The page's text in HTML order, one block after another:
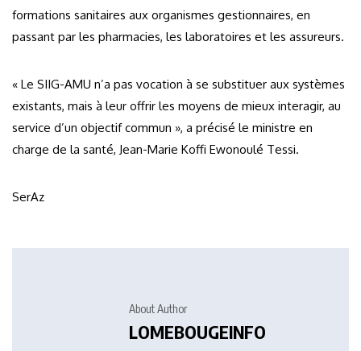
formations sanitaires aux organismes gestionnaires, en
passant par les pharmacies, les laboratoires et les assureurs.
« Le SIIG-AMU n’a pas vocation à se substituer aux systèmes
existants, mais à leur offrir les moyens de mieux interagir, au
service d’un objectif commun », a précisé le ministre en
charge de la santé, Jean-Marie Koffi Ewonoulé Tessi.
SerAz
About Author
LOMEBOUGEINFO